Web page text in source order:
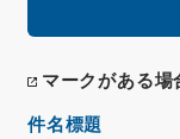
マークがある場
件名標題